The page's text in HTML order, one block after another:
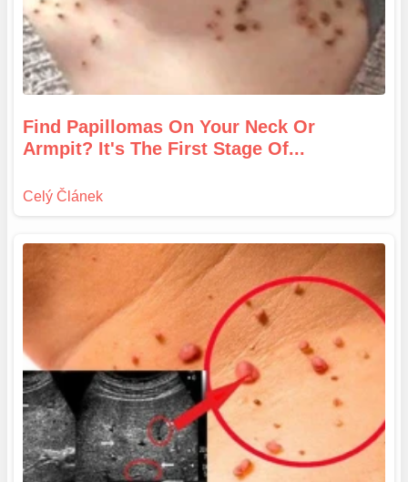
Find Papillomas On Your Neck Or
Armpit? It's The First Stage Of...